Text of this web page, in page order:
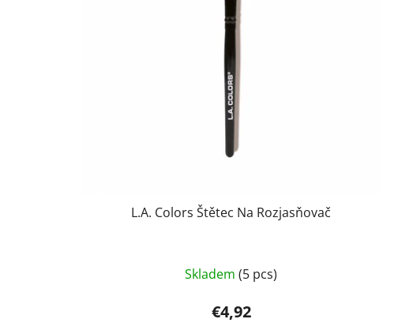
L.A. Colors Štětec Na Rozjasňovač
Skladem(5 pcs)
€4,92